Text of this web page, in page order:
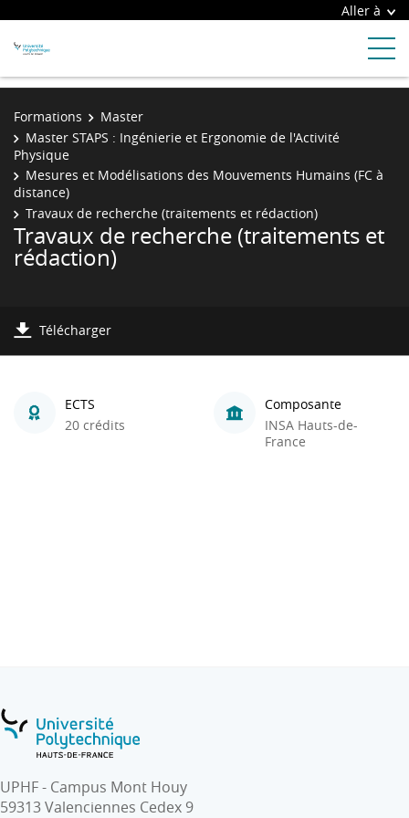
Aller à
Formations
Master
Master STAPS : Ingénierie et Ergonomie de l'Activité
Physique
Mesures et Modélisations des Mouvements Humains (FC à
distance)
Travaux de recherche (traitements et rédaction)
Travaux de recherche (traitements et
rédaction)
Télécharger
ECTS
20 crédits
Composante
INSA Hauts-de-
France
UPHF - Campus Mont Houy
59313 Valenciennes Cedex 9